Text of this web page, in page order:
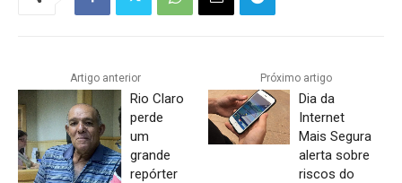
Artigo anterior
Rio Claro
perde
um
grande
repórter
Próximo artigo
Dia da
Internet
Mais Segura
alerta sobre
riscos do